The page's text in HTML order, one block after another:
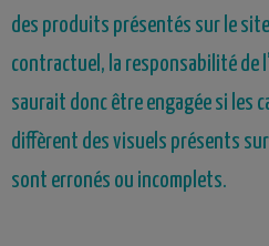
des produits présentés sur le
contractuel, la responsabilité de
saurait donc être engagée si les
diffèrent des visuels présents
sont erronés ou incomplets.